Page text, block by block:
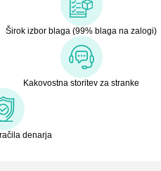
Širok izbor blaga (99% blaga na zalogi)
Kakovostna storitev za stranke
denarja